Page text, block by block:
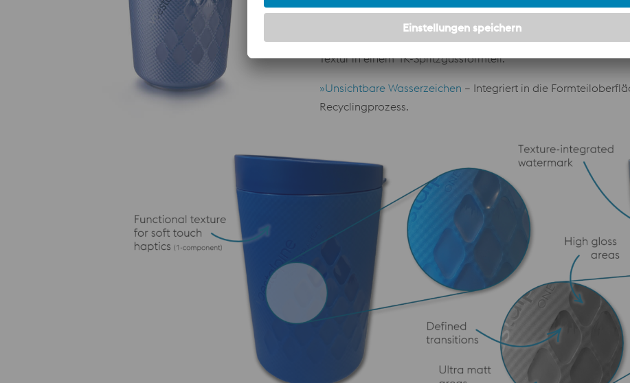
zum Schutz der Mikrostrukturen, wodurch eine längere
»Uneingeschränktes Recycling– Erzielung harter und
Textur in einem 1K-Spritzgussformteil.
»Unsichtbare Wasserzeichen – Integriert in die
Recyclingprozess.